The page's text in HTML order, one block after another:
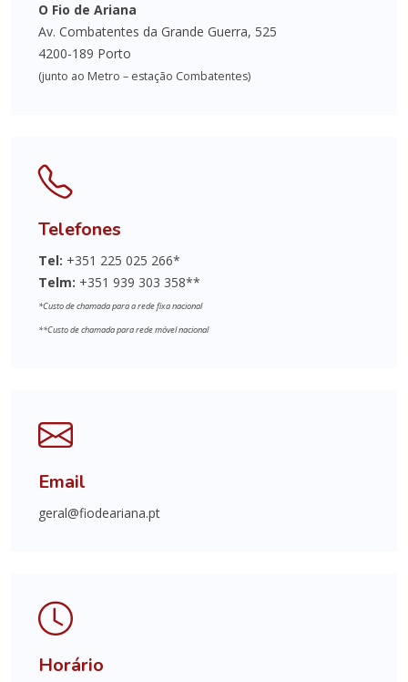
O Fio de Ariana
Av. Combatentes da Grande Guerra, 525
4200-189 Porto
(junto ao Metro – estação Combatentes)
Telefones
Tel: +351 225 025 266*
Telm: +351 939 303 358**
*Custo de chamada para a rede fixa nacional
**Custo de chamada para rede móvel nacional
Email
geral@fiodeariana.pt
Horário